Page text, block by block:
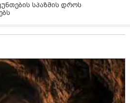
სპაზმის დროს